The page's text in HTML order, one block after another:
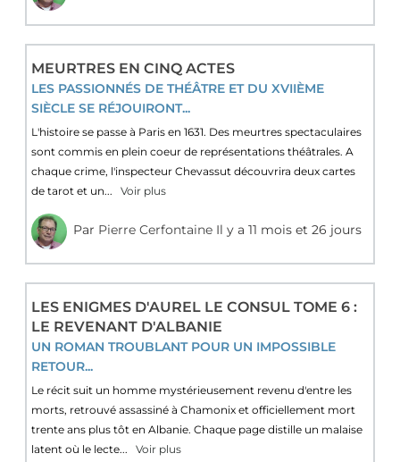
MEURTRES EN CINQ ACTES
LES PASSIONNÉS DE THÉÂTRE ET DU XVIIÈME
SIÈCLE SE RÉJOUIRONT...
L'histoire se passe à Paris en 1631. Des meurtres spectaculaires
sont commis en plein coeur de représentations théâtrales. A
chaque crime, l'inspecteur Chevassut découvrira deux cartes
de tarot et un...
Voir plus
Par Pierre Cerfontaine Il y a 11 mois et 26 jours
LES ENIGMES D'AUREL LE CONSUL TOME 6 :
LE REVENANT D'ALBANIE
UN ROMAN TROUBLANT POUR UN IMPOSSIBLE
RETOUR...
Le récit suit un homme mystérieusement revenu d'entre les
morts, retrouvé assassiné à Chamonix et officiellement mort
trente ans plus tôt en Albanie. Chaque page distille un malaise
latent où le lecte...
Voir plus